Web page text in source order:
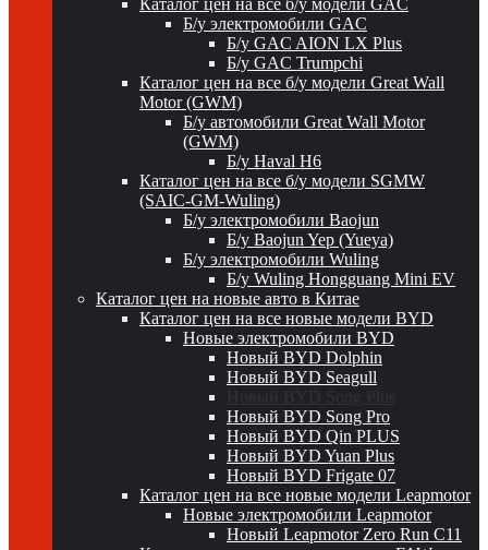
Каталог цен на все б/у модели GAC
Б/у электромобили GAC
Б/у GAC AION LX Plus
Б/у GAC Trumpchi
Каталог цен на все б/у модели Great Wall
Motor (GWM)
Б/у автомобили Great Wall Motor
(GWM)
Б/у Haval H6
Каталог цен на все б/у модели SGMW
(SAIC-GM-Wuling)
Б/у электромобили Baojun
Б/у Baojun Yep (Yueya)
Б/у электромобили Wuling
Б/у Wuling Hongguang Mini EV
Каталог цен на новые авто в Китае
Каталог цен на все новые модели BYD
Новые электромобили BYD
Новый BYD Dolphin
Новый BYD Seagull
Новый BYD Song Pro
Новый BYD Qin PLUS
Новый BYD Yuan Plus
Новый BYD Frigate 07
Каталог цен на все новые модели Leapmotor
Новые электромобили Leapmotor
Новый Leapmotor Zero Run C11